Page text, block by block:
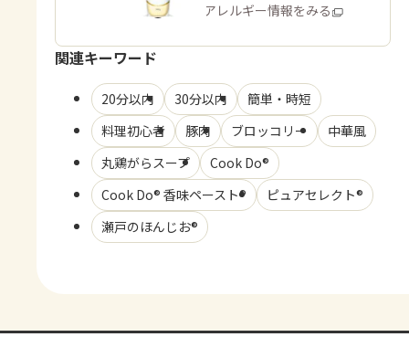
商品・アレルギー情報をみる
関連キーワード
20分以内 30分以内
簡単・時短
料理初心者
豚肉 ブロッコリー
中華風
丸鶏がらスープ
Cook Do®
Cook Do® 香味ペースト®
ピュアセレクト®
瀬戸のほんじお®